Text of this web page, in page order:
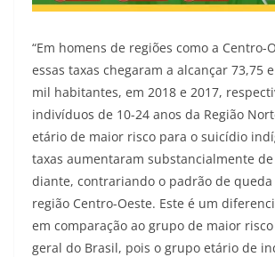
“Em homens de regiões como a Centro-
essas taxas chegaram a alcançar 73,75
mil habitantes, em 2018 e 2017,
indivíduos de 10-24 anos da Região
etário de maior risco para o suicídio
taxas aumentaram substancialmente de
diante, contrariando o padrão de queda
região Centro-Oeste. Este é um
em comparação ao grupo de maior
geral do Brasil, pois o grupo etário de